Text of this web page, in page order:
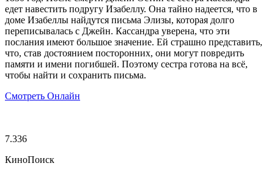
едет навестить подругу Изабеллу. Она тайно надеется, что в
доме Изабеллы найдутся письма Элизы, которая долго
переписывалась с Джейн. Кассандра уверена, что эти
послания имеют большое значение. Ей страшно представить,
что, став достоянием посторонних, они могут повредить
памяти и имени погибшей. Поэтому сестра готова на всё,
чтобы найти и сохранить письма.
Смотреть Онлайн
7.336
КиноПоиск